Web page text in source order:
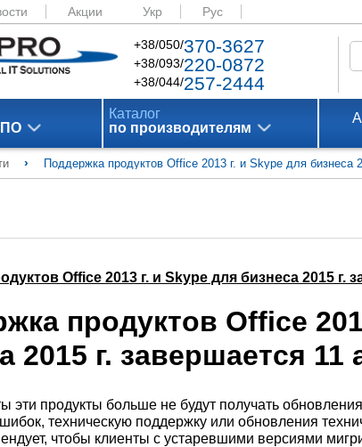
Акции Укр Рус
+38/050/370-3627
+38/093/220-0872
+38/044/257-2444
ПО
Каталог
по производителям
› Поддержка продуктов Office 2013 г. и Skype для бизнеса
Office 2013 г. и Skype для бизнеса 2015 г.
продуктов Office
2015 г. завершается 11
эти продукты больше не будут получать
техническую поддержку или обновления
чтобы клиенты с устаревшими версиями